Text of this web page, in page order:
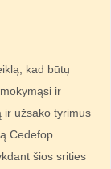
kad būtų
ir
ir užsako tyrimus
Cedefop
šios srities